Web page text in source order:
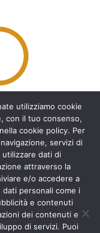
utilizziamo cookie
con il tuo consenso,
cookie policy. Per
servizi di
dati di
attraverso la
e/o accedere a
personali come i
e contenuti
dei contenuti e
di servizi. Puoi